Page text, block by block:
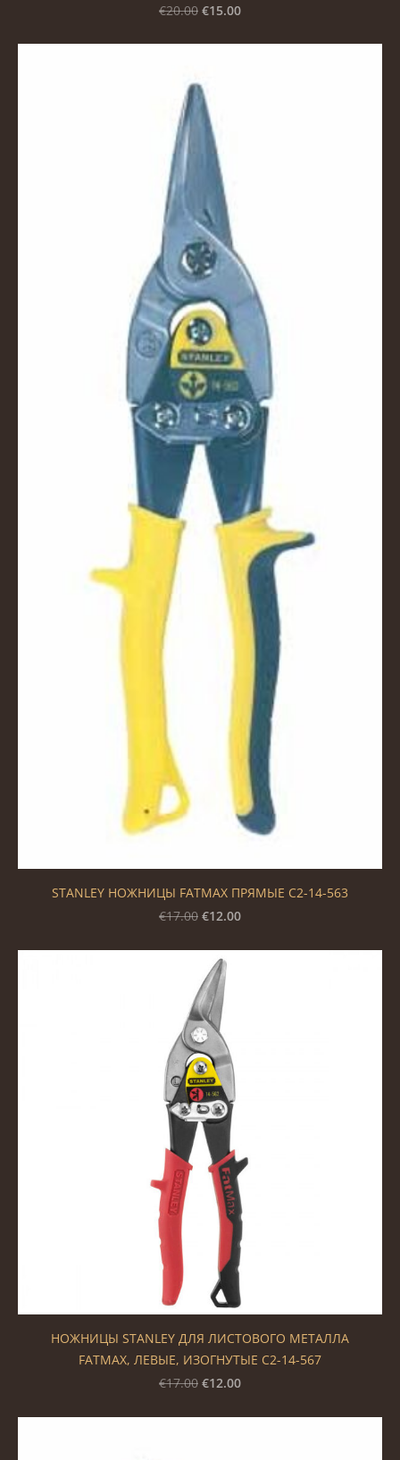
€20.00 €15.00
STANLEY НОЖНИЦЫ FATMAX ПРЯМЫЕ С2-14-563
€17.00 €12.00
НОЖНИЦЫ STANLEY ДЛЯ ЛИСТОВОГО МЕТАЛЛА
FATMAX, ЛЕВЫЕ, ИЗОГНУТЫЕ С2-14-567
€17.00 €12.00